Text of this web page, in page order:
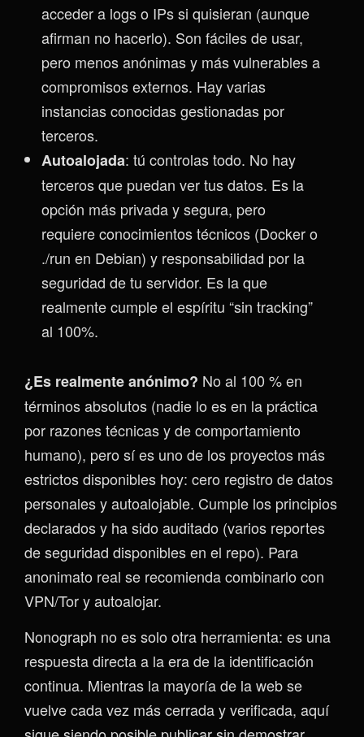
acceder a logs o IPs si quisieran (aunque
afirman no hacerlo). Son fáciles de usar,
pero menos anónimas y más vulnerables a
compromisos externos. Hay varias
instancias conocidas gestionadas por
terceros.
Autoalojada: tú controlas todo. No hay
terceros que puedan ver tus datos. Es la
opción más privada y segura, pero
requiere conocimientos técnicos (Docker o
./run en Debian) y responsabilidad por la
seguridad de tu servidor. Es la que
realmente cumple el espíritu “sin tracking”
al 100%.
¿Es realmente anónimo? No al 100 % en
términos absolutos (nadie lo es en la práctica
por razones técnicas y de comportamiento
humano), pero sí es uno de los proyectos más
estrictos disponibles hoy: cero registro de datos
personales y autoalojable. Cumple los principios
declarados y ha sido auditado (varios reportes
de seguridad disponibles en el repo). Para
anonimato real se recomienda combinarlo con
VPN/Tor y autoalojar.
Nonograph no es solo otra herramienta: es una
respuesta directa a la era de la identificación
continua. Mientras la mayoría de la web se
vuelve cada vez más cerrada y verificada, aquí